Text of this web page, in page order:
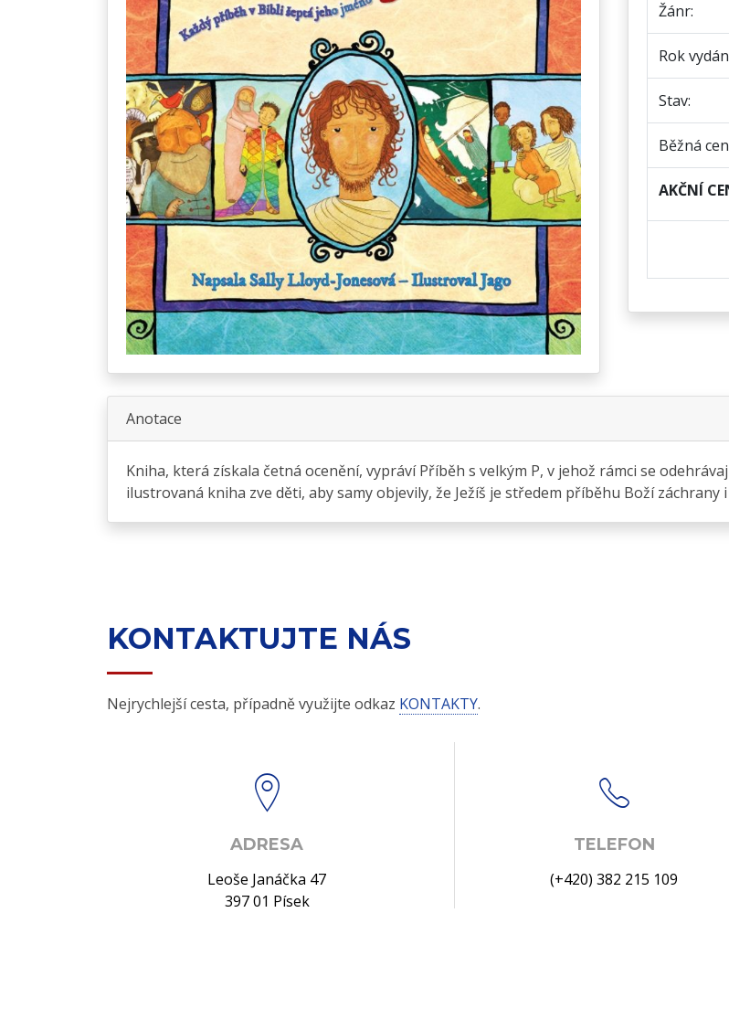
Žánr:
Rok
Stav:
Běžná
AKČNÍ
Anotace
Kniha, která získala četná ocenění, vypráví Příběh s velkým P, v jehož rámci se
ilustrovaná kniha zve děti, aby samy objevily, že Ježíš je středem příběhu Boží záchrany
KONTAKTUJTE NÁS
Nejrychlejší cesta, případně využijte odkaz KONTAKTY.
ADRESA
Leoše Janáčka 47
397 01 Písek
TELEFON
(+420) 382 215 109